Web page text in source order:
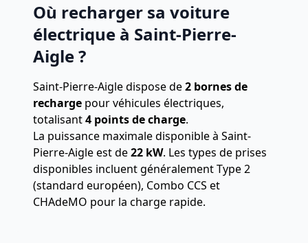
Où recharger sa voiture
électrique à Saint-Pierre-
Aigle ?
Saint-Pierre-Aigle dispose de2 bornes de
recharge pour véhicules électriques,
totalisant4 points de charge.
La puissance maximale disponible à Saint-
Pierre-Aigle est de22 kW. Les types de prises
disponibles incluent généralement Type 2
(standard européen), Combo CCS et
CHAdeMO pour la charge rapide.